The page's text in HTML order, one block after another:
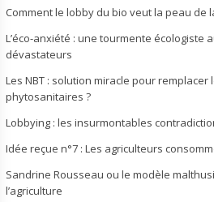
Comment le lobby du bio veut la peau de
L’éco-anxiété : une tourmente écologiste
dévastateurs
Les NBT : solution miracle pour remplacer
phytosanitaires ?
Lobbying : les insurmontables
Idée reçue n°7 : Les agriculteurs
Sandrine Rousseau ou le modèle
l’agriculture